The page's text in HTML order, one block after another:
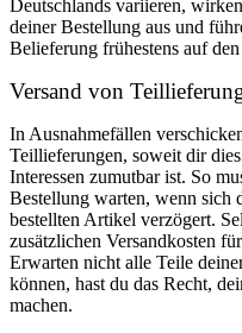
Deutschlands variieren,
deiner Bestellung aus und
Belieferung frühestens auf
Versand von
In Ausnahmefällen
Teillieferungen, soweit dir
Interessen zumutbar ist. So
Bestellung warten, wenn sich
bestellten Artikel verzögert.
zusätzlichen Versandkosten
Erwarten nicht alle Teile
können, hast du das Recht,
machen.